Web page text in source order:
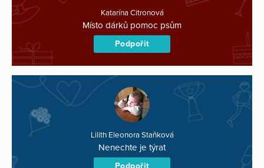
Katarína Citronová
Místo dárků pomoc psům
Podpořit
Lilith Eleonora Staňková
Nenechte je týrat
Podpořit